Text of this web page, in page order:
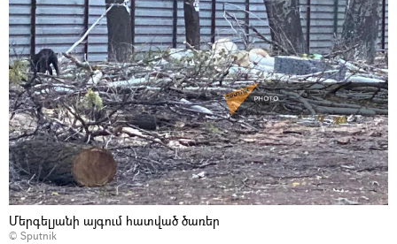
Մերգելյանի այգում հատված ծառեր
© Sputnik